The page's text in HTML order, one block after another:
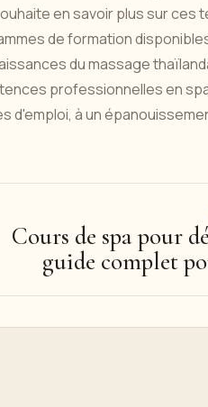
en savoir plus sur ces
de formation
du massage
professionnelles en
d'emploi, à un
Cours de spa pour
guide complet